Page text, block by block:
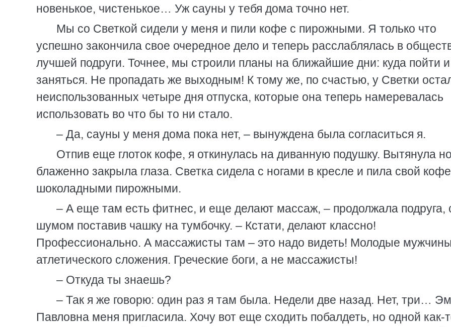
новенькое, чистенькое… Уж сауны у тебя дома точно нет.
Мы со Светкой сидели у меня и пили кофе с пирожными. Я только что
успешно закончила свое очередное дело и теперь расслаблялась в
лучшей подруги. Точнее, мы строили планы на ближайшие дни: куда пойти
заняться. Не пропадать же выходным! К тому же, по счастью, у Светки
неиспользованных четыре дня отпуска, которые она теперь намеревалась
использовать во что бы то ни стало.
– Да, сауны у меня дома пока нет, – вынуждена была согласиться я.
Отпив еще глоток кофе, я откинулась на диванную подушку. Вытянула
блаженно закрыла глаза. Светка сидела с ногами в кресле и пила свой
шоколадными пирожными.
– А еще там есть фитнес, и еще делают массаж, – продолжала подруга,
шумом поставив чашку на тумбочку. – Кстати, делают классно!
Профессионально. А массажисты там – это надо видеть! Молодые мужчины
атлетического сложения. Греческие боги, а не массажисты!
– Откуда ты знаешь?
– Так я же говорю: один раз я там была. Недели две назад. Нет, три…
Павловна меня пригласила. Хочу вот еще сходить побалдеть, но одной как-